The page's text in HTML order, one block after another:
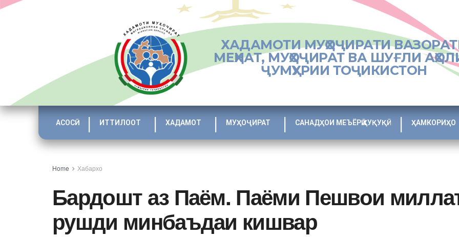
ХАДАМОТИ МУҲОҶИРАТИ
МЕҲНАТ, МУҲОҶИРАТ ВА ШУҒЛИ
ҶУМҲУРИИ ТОҶИКИСТОН
АСОСӢ ИТТИЛООТ ХАДАМОТ МУҲОҶИРАТ САНАДҲОИ МЕЪЁРӢ ҲУҚУҚӢ ҲАМКОРИҲО
Home Хабархо
Бардошт аз Паём. Паёми Пешвои
рушди минбаъдаи кишвар